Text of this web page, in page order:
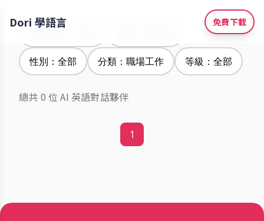
Dori 學語言 免費下載
性別：全部 分類：職場工作 等級：全部
總共 0 位 AI 英語對話夥伴
1